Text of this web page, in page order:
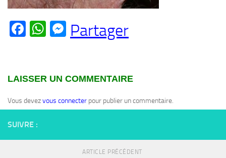
Facebook
WhatsApp
Messenger
Partager
LAISSER UN COMMENTAIRE
Vous devezvous connecter pour publier un commentaire.
SUIVRE :
ARTICLE PRÉCÉDENT